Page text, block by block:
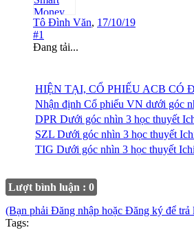
Tô Đình Văn, 17/10/19
#1
Đang tải...
HIỆN TẠI, CỔ PHIẾU ACB CÓ
Nhận định Cổ phiếu VN dưới góc
DPR Dưới góc nhìn 3 học thuyết
SZL Dưới góc nhìn 3 học thuyết
TIG Dưới góc nhìn 3 học thuyết
Lượt bình luận : 0
(Bạn phải Đăng nhập hoặc Đăng ký để trả
Tags: